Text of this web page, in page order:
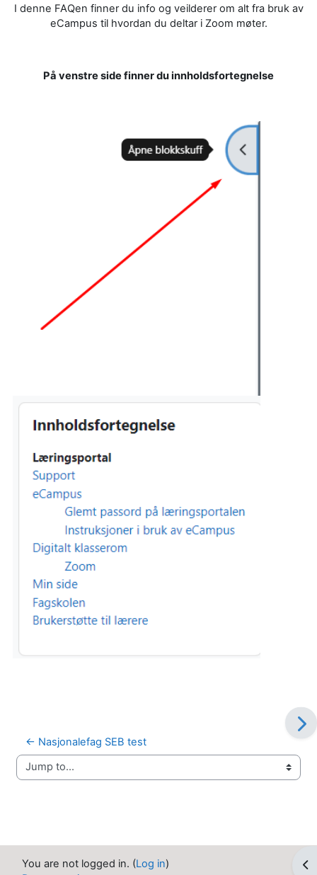
I denne FAQen finner du info og veilderer om alt fra bruk av
eCampus til hvordan du deltar i Zoom møter.
På venstre side finner du innholdsfortegnelse
← Nasjonalefag SEB test
Jump to...
You are not logged in. (Log in)